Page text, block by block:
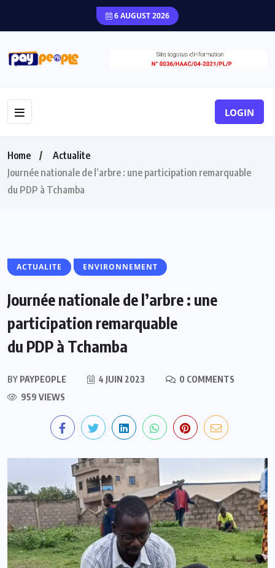
6 AUGUST 2026
LOGIN
Home
Actualite
Journée nationale de l’arbre : une participation remarquable
du PDP à Tchamba
ACTUALITE ENVIRONNEMENT
Journée nationale de l’arbre : une
participation remarquable
du PDP à Tchamba
BY PAYPEOPLE 4 JUIN 2023
0 COMMENTS
959 VIEWS